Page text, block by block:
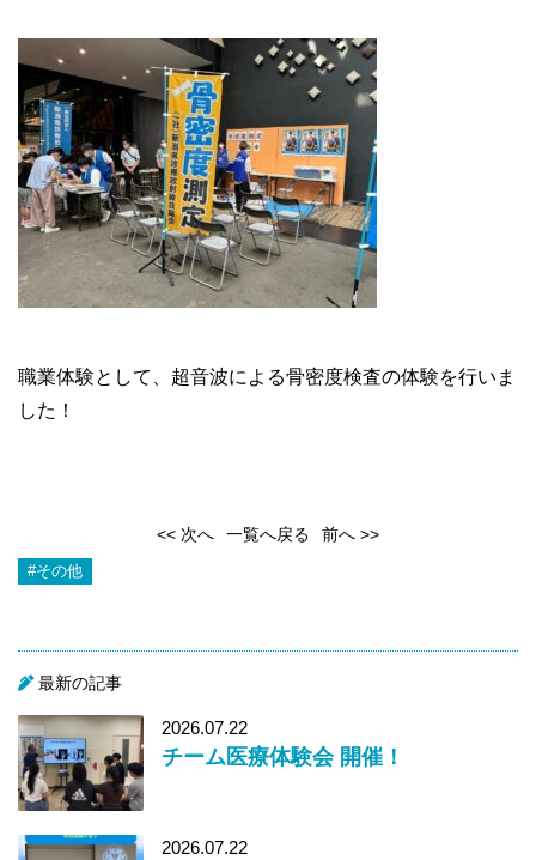
職業体験として、超音波による骨密度検査の体験を行いま
した！
<< 次へ 一覧へ戻る 前へ >>
#その他
最新の記事
2026.07.22
チーム医療体験会 開催！
2026.07.22